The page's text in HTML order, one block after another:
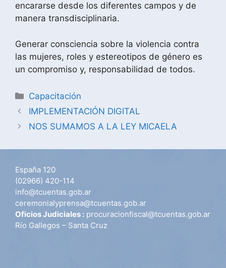
encararse desde los diferentes campos y de
manera transdisciplinaria.
Generar consciencia sobre la violencia contra
las mujeres, roles y estereotipos de género es
un compromiso y, responsabilidad de todos.
Capacitación
IMPLEMENTACIÓN DIGITAL
NOS SUMAMOS A LA LEY MICAELA
España 120
(02966) 420-114
info@tcuentas.gob.ar
ceremonialyprensa@tcuentas.gob.ar
Oficios Judiciales : procuracionfiscal@tcuentas.gob.ar
Río Gallegos – Santa Cruz